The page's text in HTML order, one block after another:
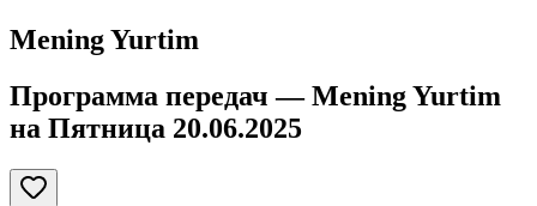
Mening Yurtim
Программа передач —Mening Yurtim
на Пятница 20.06.2025